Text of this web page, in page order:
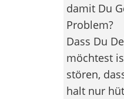
damit Du
Problem?
Dass Du
möchtest
stören,
halt nur